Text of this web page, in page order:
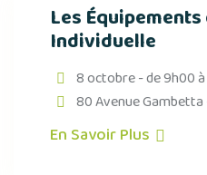
Les
Individuelle
8 octobre - de 9h00
80 Avenue
En Savoir Plus